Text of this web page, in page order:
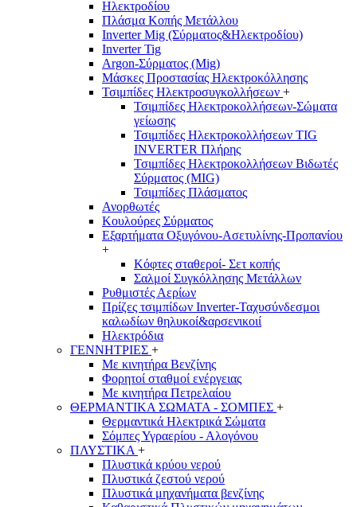
Ηλεκτροδίου
Πλάσμα Κοπής Μετάλλου
Inverter Mig (Σύρματος&Ηλεκτροδίου)
Inverter Tig
Argon-Σύρματος (Mig)
Μάσκες Προστασίας Ηλεκτροκόλλησης
Τσιμπίδες Ηλεκτροσυγκολλήσεων +
Τσιμπίδες Ηλεκτροκολλήσεων-Σώματα
γείωσης
Τσιμπίδες Ηλεκτροκολλήσεων TIG
INVERTER Πλήρης
Τσιμπίδες Ηλεκτροκολλήσεων Βιδωτές
Σύρματος (MIG)
Τσιμπίδες Πλάσματος
Ανορθωτές
Κουλούρες Σύρματος
Εξαρτήματα Οξυγόνου-Ασετυλίνης-Προπανίου
+
Κόφτες σταθεροί- Σετ κοπής
Σαλμοί Συγκόλλησης Μετάλλων
Ρυθμιστές Αερίων
Πρίζες τσιμπίδων Inverter-Ταχυσύνδεσμοι
καλωδίων θηλυκοί&αρσενικοιί
Ηλεκτρόδια
ΓΕΝΝΗΤΡΙΕΣ +
Με κινητήρα Βενζίνης
Φορητοί σταθμοί ενέργειας
Με κινητήρα Πετρελαίου
ΘΕΡΜΑΝΤΙΚΑ ΣΩΜΑΤΑ - ΣΟΜΠΕΣ +
Θερμαντικά Ηλεκτρικά Σώματα
Σόμπες Υγραερίου - Αλογόνου
ΠΛΥΣΤΙΚΑ +
Πλυστικά κρύου νερού
Πλυστικά ζεστού νερού
Πλυστικά μηχανήματα βενζίνης